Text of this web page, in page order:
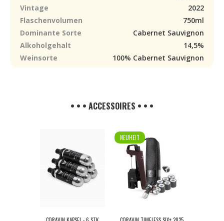
Vintage
2022
Flaschenvolumen
750ml
Dominante Sorte
Cabernet Sauvignon
Alkoholgehalt
14,5%
Weinsorte
100% Cabernet Sauvignon
• • • ACCESSOIRES • • •
NEUHEIT